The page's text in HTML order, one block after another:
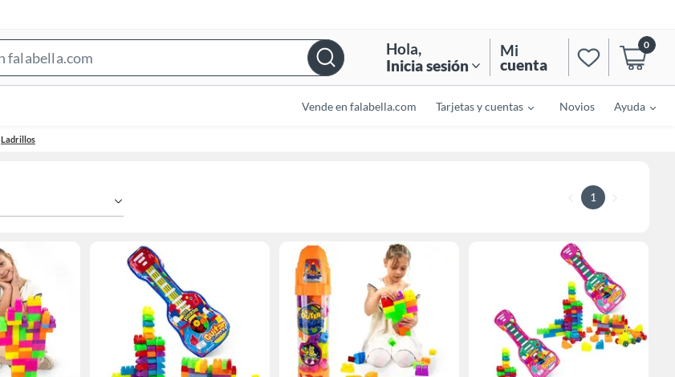
Bar
Hola,
Inicia sesión
Mi
cuenta
0
Vende en falabella.com Tarjetas y cuentas Novios Ayuda
Ladrillos
1